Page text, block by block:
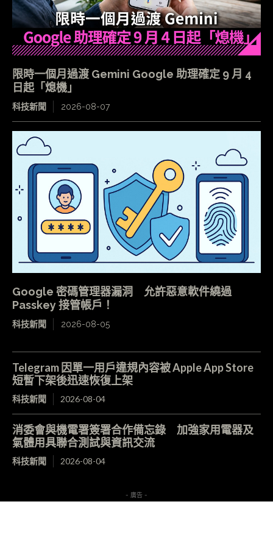
限時一個月過渡 Gemini Google 助理確定 9 月 4
日起「熄機」
科技新聞 2026-08-07
Google 密碼管理器漏洞 允許惡意軟件繞過
Passkey 接管帳戶！
科技新聞 2026-08-05
Telegram 因單一用戶違規內容被 Apple App Store
短暫下架後迅速恢復上架
科技新聞 2026-08-04
消委會與機電署簽署合作備忘錄 加強家用電器及
氣體用具聯合測試與資訊交流
科技新聞 2026-08-04
- 廣告 -